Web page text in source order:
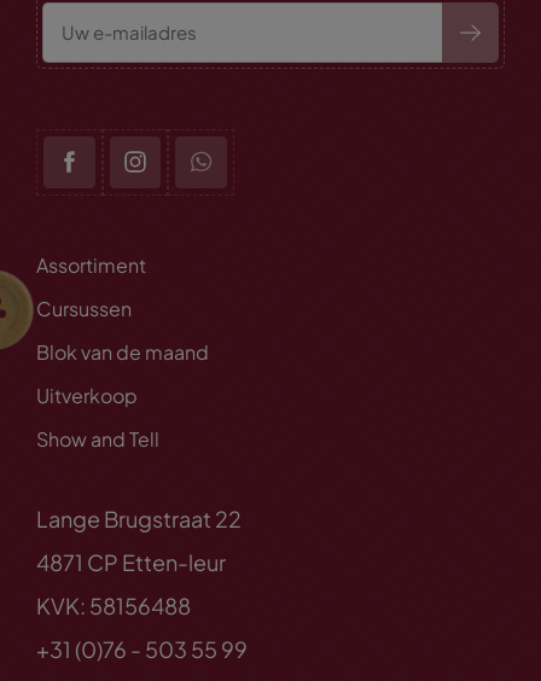
Assortiment
Cursussen
Blok van de maand
Uitverkoop
Show and Tell
Lange Brugstraat 22
4871 CP Etten-leur
KVK: 58156488
+31 (0)76 - 503 55 99